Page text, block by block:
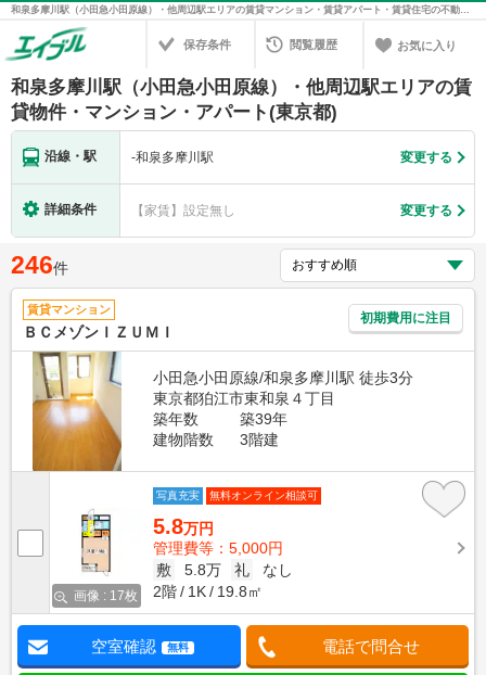
和泉多摩川駅（小田急小田原線）・他周辺駅エリアの賃貸マンション・賃貸アパート・賃貸住宅の不動産情報を検索！不動産賃貸の物件探しは、お部屋探しのエイブル
保存条件 閲覧履歴 お気に入り
和泉多摩川駅（小田急小田原線）・他周辺駅エリアの賃
貸物件・マンション・アパート(東京都)
沿線・駅 -和泉多摩川駅 変更する
詳細条件 【家賃】設定無し 変更する
246件
賃貸マンション
ＢＣメゾンＩＺＵＭＩ
初期費用に注目
小田急小田原線/和泉多摩川駅 徒歩3分
東京都狛江市東和泉４丁目
築年数
築39年
建物階数
3階建
画像 : 17枚
写真充実 無料オンライン相談可
5.8万円
管理費等：5,000円
敷
5.8万 礼
なし
2階
1K 19.8㎡
空室確認 無料 電話で問合せ